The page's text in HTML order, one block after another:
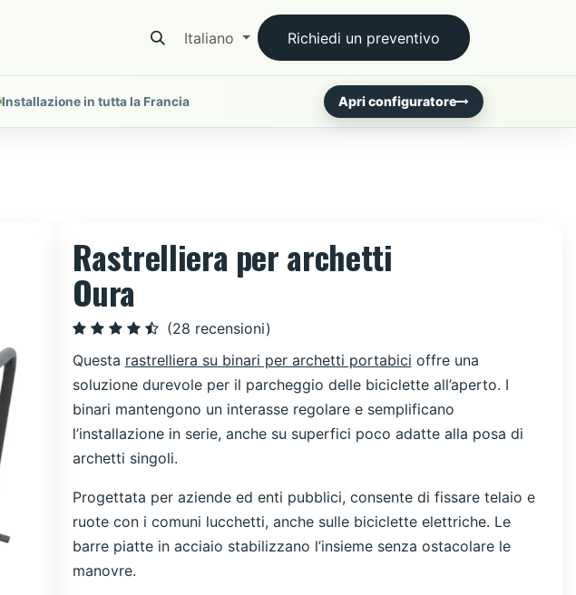
Nous contacter Italiano Richiedi un preventivo
Installazione in tutta la Francia Apri configuratore
Rastrelliera per archetti
Oura
(28 recensioni)
Questa rastrelliera su binari per archetti portabici offre una
soluzione durevole per il parcheggio delle biciclette all’aperto. I
binari mantengono un interasse regolare e semplificano
l’installazione in serie, anche su superfici poco adatte alla posa di
archetti singoli.
Progettata per aziende ed enti pubblici, consente di fissare telaio e
ruote con i comuni lucchetti, anche sulle biciclette elettriche. Le
barre piatte in acciaio stabilizzano l’insieme senza ostacolare le
manovre.